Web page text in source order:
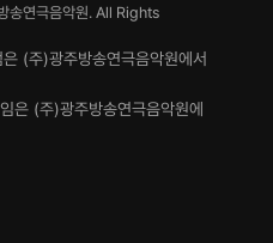
연극음악원. All Rights
(주)광주방송연극음악원에서
은 (주)광주방송연극음악원에